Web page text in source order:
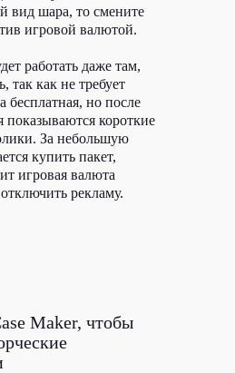
вид шара, то смените
игровой валютой.
работать даже там,
так как не требует
бесплатная, но после
показываются короткие
За небольшую
купить пакет,
игровая валюта
рекламу.
Maker, чтобы